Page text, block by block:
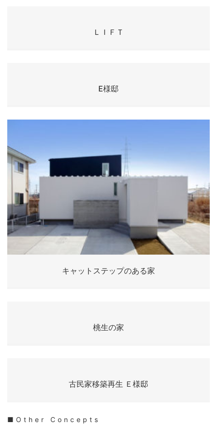
ＬＩＦＴ
E様邸
キャットステップのある家
桃生の家
古民家移築再生 Ｅ様邸
■Other Concepts